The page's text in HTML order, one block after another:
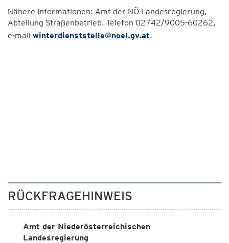
Nähere Informationen: Amt der NÖ Landesregierung,
Abteilung Straßenbetrieb, Telefon 02742/9005-60262,
e-mail winterdienststelle@noel.gv.at.
RÜCKFRAGEHINWEIS
Amt der Niederösterreichischen
Landesregierung